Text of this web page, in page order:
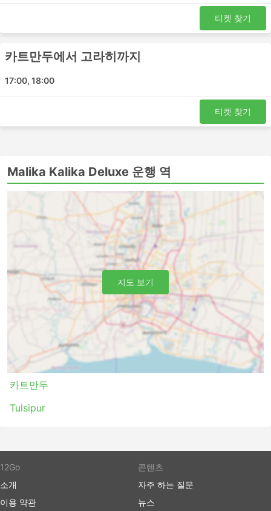
Malika Kalika Deluxe 티켓 가격 및 좌석 등
급
버스 여행의 가장 좋은 점 중 하나는 프라이버시와 편안함에
입니다. 가장 저렴한 여행은 일반적으로 표준 클래스 버스로
제공됩니다. 로컬, 익스프레스 또는 일반 버스라고 할 수 있
며 때로는 빌트인 마사지 옵션, 담요, 음료 및 간식이 제공되
거나에서 화장실 이용시간 또는 버스가 주유를 하는 동안 식
사가 제공됩니다. 야간 버스로 여행하면 호텔비를 절약할 수
있지만 가장 편안한 승차를 위해 버스 등급을 현명하게 선택
하세요. 가격은 항상 주행 거리와 버스 유형에 따라 다릅니
다. 일부 단거리 여행의 경우, 일반 버스로 여행하는 데 소요
되는 시간을 두 배로 절약할 수 있으므로 추가 비용을 투자
하고 VIP 버스 좌석을 구입하는 것이 좋습니다.
버스 여행 장단점
버스 여행 장점
버스는 기차나 비행기로 갈 수 없는 여행지로 가는 최
고의 선택입니다. 버스 네트워크는 종종 거의 전국을
포괄하며 버스 노선은 잘 정립되어 있습니다.
비행기 여행이나 때때로 철도 여행과는 반대로 버스를
다. 국제선에서도 체크인에 많은 시간이 걸리지 않습
대한 요금은 일반적으로 그리 높지 않습니다.
버스 티켓은 항공 또는 고속 열차 티켓에 비해 더 저렴
택할 수 있습니다. 더 저렴한 표준 옵션은 약간 느릴
수 있고 최고의 편안함을 제공하지는 않지만 견딜만하
티켓 찾기
카트만두에서 고라히까지
17:00, 18:00
티켓 찾기
Malika Kalika Deluxe 운행 역
카트만두
Tulsipur
지도 보기
12Go
소개
이용 약관
콘텐츠
자주 하는 질문
뉴스